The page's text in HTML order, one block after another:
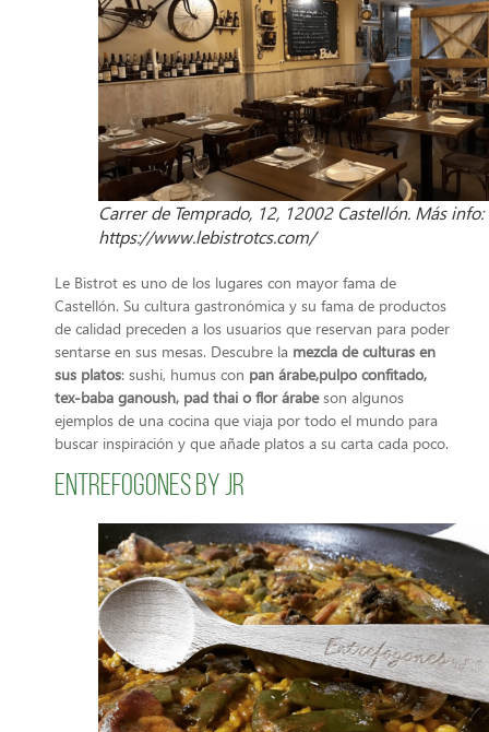
Carrer de Temprado, 12, 12002 Castellón. Más info:
https://www.lebistrotcs.com/
Le Bistrot es uno de los lugares con mayor fama de
Castellón. Su cultura gastronómica y su fama de productos
de calidad preceden a los usuarios que reservan para poder
sentarse en sus mesas. Descubre la mezcla de culturas en
sus platos: sushi, humus con pan árabe,pulpo confitado,
tex-baba ganoush, pad thai o flor árabeson algunos
ejemplos de una cocina que viaja por todo el mundo para
buscar inspiración y que añade platos a su carta cada poco.
Entrefogones by JR